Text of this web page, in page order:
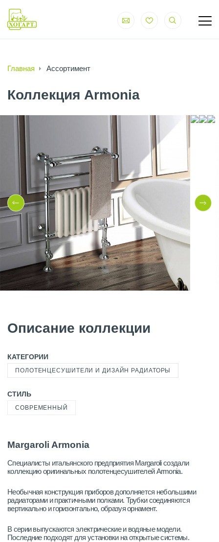
Главная Ассортимент
Коллекция Armonia
Описание коллекции
КАТЕГОРИИ
ПОЛОТЕНЦЕСУШИТЕЛИ И ДИЗАЙН РАДИАТОРЫ
СТИЛЬ
СОВРЕМЕННЫЙ
Margaroli Armonia
Специалисты итальянского предприятия Margaroli создали
коллекцию оригинальных полотенцесушителей Armonia.
Необычная конструкция приборов дополняется небольшими
радиаторами и практичными полками. Трубки соединяются
вертикально и горизонтально, образуя орнамент.
В серии выпускаются электрические и водяные модели.
Последние подходят для установки на открытые системы.